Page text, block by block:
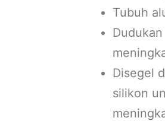
Tubuh
Disegel
silikon